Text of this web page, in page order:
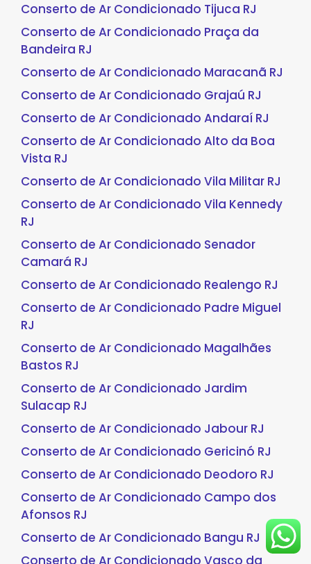
Conserto de Ar Condicionado Tijuca RJ
Conserto de Ar Condicionado Praça da
Bandeira RJ
Conserto de Ar Condicionado Maracanã RJ
Conserto de Ar Condicionado Grajaú RJ
Conserto de Ar Condicionado Andaraí RJ
Conserto de Ar Condicionado Alto da Boa
Vista RJ
Conserto de Ar Condicionado Vila Militar RJ
Conserto de Ar Condicionado Vila Kennedy
RJ
Conserto de Ar Condicionado Senador
Camará RJ
Conserto de Ar Condicionado Realengo RJ
Conserto de Ar Condicionado Padre Miguel
RJ
Conserto de Ar Condicionado Magalhães
Bastos RJ
Conserto de Ar Condicionado Jardim
Sulacap RJ
Conserto de Ar Condicionado Jabour RJ
Conserto de Ar Condicionado Gericinó RJ
Conserto de Ar Condicionado Deodoro RJ
Conserto de Ar Condicionado Campo dos
Afonsos RJ
Conserto de Ar Condicionado Bangu RJ
Conserto de Ar Condicionado Vasco da